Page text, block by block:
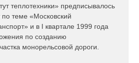
теплотехники» предписывалось
теме «Московский
и в I квартале 1999 года
по созданию
монорельсовой дороги.